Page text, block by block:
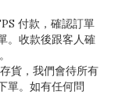
付款，確認訂單
。收款後跟客人確
貨，我們會待所有
單。如有任何問